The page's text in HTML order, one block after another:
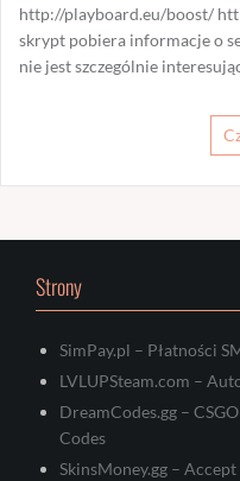
http://playboard.eu/boost/
skrypt pobiera informacje o
nie jest szczególnie
Strony
SimPay.pl – Płatności
LVLUPSteam.com –
DreamCodes.gg –
Codes
SkinsMoney.gg –